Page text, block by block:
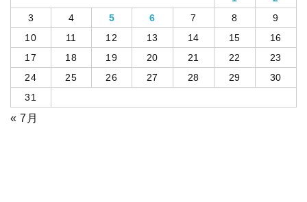
3
4 5 6 7 8
9
10
11 12 13 14 15
16
17
18 19 20 21 22
23
24
25 26 27 28 29
30
31
« 7月